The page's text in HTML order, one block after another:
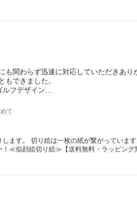
も関わらず迅速に対応していただきあり
もできました。
ルフデザイン
て
ます。 切り絵は一枚の紙が繋がっていま
！≪似顔絵切り絵≫【送料無料・ラッピン